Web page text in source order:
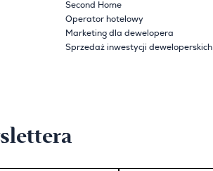
Second Home
Operator hotelowy
Marketing dla dewelopera
Sprzedaż inwestycji deweloperskich